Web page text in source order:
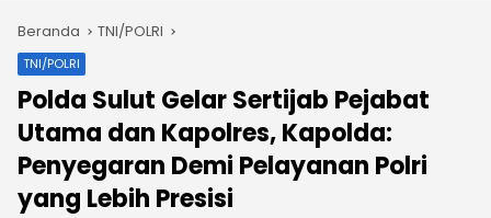
Beranda TNI/POLRI
TNI/POLRI
Polda Sulut Gelar Sertijab Pejabat
Utama dan Kapolres, Kapolda:
Penyegaran Demi Pelayanan Polri
yang Lebih Presisi